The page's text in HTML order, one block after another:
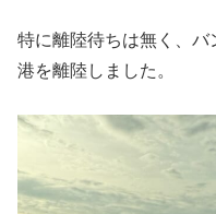
特に離陸待ちは無く、
港を離陸しました。